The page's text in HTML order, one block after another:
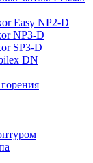
Easy NP2-D
NP3-D
SP3-D
DN